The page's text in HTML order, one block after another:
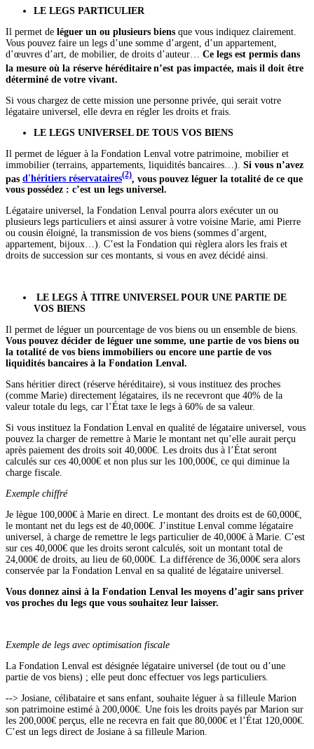
LE LEGS PARTICULIER
Il permet de léguer un ou plusieurs biens que vous indiquez clairement.
Vous pouvez faire un legs d’une somme d’argent, d’un appartement,
d’œuvres d’art, de mobilier, de droits d’auteur… Ce legs est permis dans
la mesure où la réserve héréditaire n’est pas impactée, mais il doit être
déterminé de votre vivant.
Si vous chargez de cette mission une personne privée, qui serait votre
légataire universel, elle devra en régler les droits et frais.
LE LEGS UNIVERSEL DE TOUS VOS BIENS
Il permet de léguer à la Fondation Lenval votre patrimoine, mobilier et
immobilier (terrains, appartements, liquidités bancaires…). Si vous n’avez
pas d'héritiers réservataires(2), vous pouvez léguer la totalité de ce que
vous possédez : c’est un legs universel.
Légataire universel, la Fondation Lenval pourra alors exécuter un ou
plusieurs legs particuliers et ainsi assurer à votre voisine Marie, ami Pierre
ou cousin éloigné, la transmission de vos biens (sommes d’argent,
appartement, bijoux…). C’est la Fondation qui règlera alors les frais et
droits de succession sur ces montants, si vous en avez décidé ainsi.
LE LEGS À TITRE UNIVERSEL POUR UNE PARTIE DE
VOS BIENS
Il permet de léguer un pourcentage de vos biens ou un ensemble de biens.
Vous pouvez décider de léguer une somme, une partie de vos biens ou
la totalité de vos biens immobiliers ou encore une partie de vos
liquidités bancaires à la Fondation Lenval.
Sans héritier direct (réserve héréditaire), si vous instituez des proches
(comme Marie) directement légataires, ils ne recevront que 40% de la
valeur totale du legs, car l’État taxe le legs à 60% de sa valeur.
Si vous instituez la Fondation Lenval en qualité de légataire universel, vous
pouvez la charger de remettre à Marie le montant net qu’elle aurait perçu
après paiement des droits soit 40,000€. Les droits dus à l’État seront
calculés sur ces 40,000€ et non plus sur les 100,000€, ce qui diminue la
charge fiscale.
Exemple chiffré
Je lègue 100,000€ à Marie en direct. Le montant des droits est de 60,000€,
le montant net du legs est de 40,000€. J’institue Lenval comme légataire
universel, à charge de remettre le legs particulier de 40,000€ à Marie. C’est
sur ces 40,000€ que les droits seront calculés, soit un montant total de
24,000€ de droits, au lieu de 60,000€. La différence de 36,000€ sera alors
conservée par la Fondation Lenval en sa qualité de légataire universel.
Vous donnez ainsi à la Fondation Lenval les moyens d’agir sans priver
vos proches du legs que vous souhaitez leur laisser.
Exemple de legs avec optimisation fiscale
La Fondation Lenval est désignée légataire universel (de tout ou d’une
partie de vos biens) ; elle peut donc effectuer vos legs particuliers.
--> Josiane, célibataire et sans enfant, souhaite léguer à sa filleule Marion
son patrimoine estimé à 200,000€. Une fois les droits payés par Marion sur
les 200,000€ perçus, elle ne recevra en fait que 80,000€ et l’État 120,000€.
C’est un legs direct de Josiane à sa filleule Marion.